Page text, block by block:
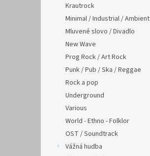
Krautrock
Minimal / Industrial / Ambient
Mluvené slovo / Divadlo
New Wave
Prog Rock / Art Rock
Punk / Pub / Ska / Reggae
Rock a pop
Underground
Various
World - Ethno - Folklor
OST / Soundtrack
Vážná hudba